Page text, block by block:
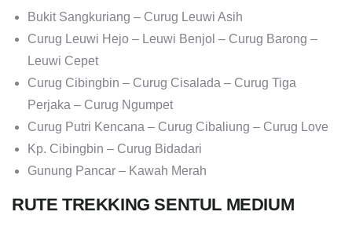
Bukit Sangkuriang – Curug Leuwi Asih
Curug Leuwi Hejo – Leuwi Benjol – Curug Barong –
Leuwi Cepet
Curug Cibingbin – Curug Cisalada – Curug Tiga
Perjaka – Curug Ngumpet
Curug Putri Kencana – Curug Cibaliung – Curug Love
Kp. Cibingbin – Curug Bidadari
Gunung Pancar – Kawah Merah
RUTE TREKKING SENTUL MEDIUM